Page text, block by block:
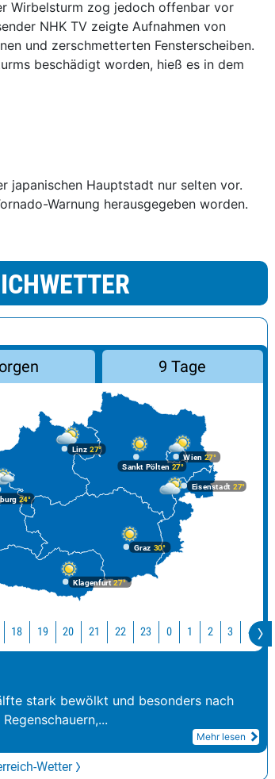
Wirbelsturm zog jedoch offenbar vor
NHK TV zeigte Aufnahmen von
und zerschmetterten Fensterscheiben.
beschädigt worden, hieß es in dem
japanischen Hauptstadt nur selten vor.
-Warnung herausgegeben worden.
9 Tage
Graz 30°
Klagenfurt27°
Linz 27°
24°
Wien 27°
Eisenstadt 27°
Sankt Pölten 27°
18 19 20 21 22 23 0 1 2 3 4
stark bewölkt und besonders nach
...
Mehr lesen
Wetter